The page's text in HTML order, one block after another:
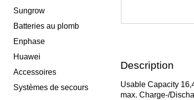
Sungrow
Batteries au plomb
Enphase
Huawei
Accessoires
Systèmes de secours
Description
Usable Capacity
max. Charge-/